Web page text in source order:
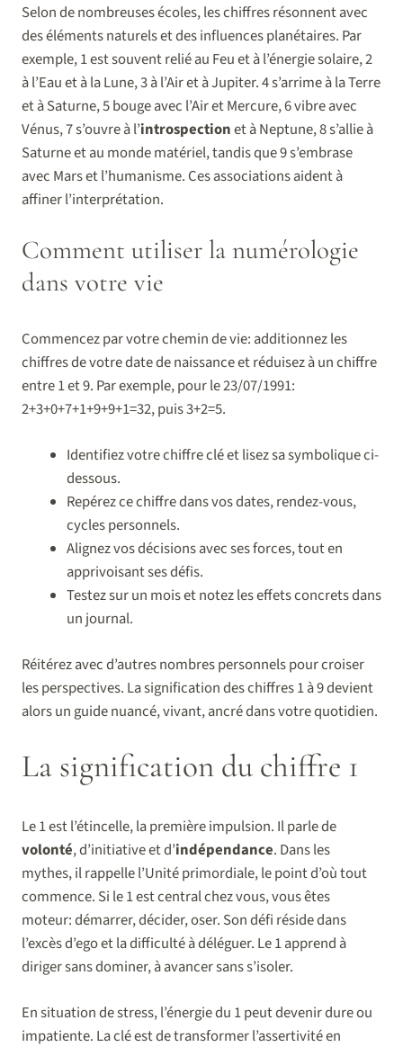
Selon de nombreuses écoles, les chiffres résonnent avec
des éléments naturels et des influences planétaires. Par
exemple, 1 est souvent relié au Feu et à l’énergie solaire, 2
à l’Eau et à la Lune, 3 à l’Air et à Jupiter. 4 s’arrime à la Terre
et à Saturne, 5 bouge avec l’Air et Mercure, 6 vibre avec
Vénus, 7 s’ouvre à l’introspectionet à Neptune, 8 s’allie à
Saturne et au monde matériel, tandis que 9 s’embrase
avec Mars et l’humanisme. Ces associations aident à
affiner l’interprétation.
Comment utiliser la numérologie
dans votre vie
Commencez par votre chemin de vie: additionnez les
chiffres de votre date de naissance et réduisez à un chiffre
entre 1 et 9. Par exemple, pour le 23/07/1991:
2+3+0+7+1+9+9+1=32, puis 3+2=5.
Identifiez votre chiffre clé et lisez sa symbolique ci-
dessous.
Repérez ce chiffre dans vos dates, rendez-vous,
cycles personnels.
Alignez vos décisions avec ses forces, tout en
apprivoisant ses défis.
Testez sur un mois et notez les effets concrets dans
un journal.
Réitérez avec d’autres nombres personnels pour croiser
les perspectives. La signification des chiffres 1 à 9 devient
alors un guide nuancé, vivant, ancré dans votre quotidien.
La signification du chiffre 1
Le 1 est l’étincelle, la première impulsion. Il parle de
volonté, d’initiative et d’indépendance. Dans les
mythes, il rappelle l’Unité primordiale, le point d’où tout
commence. Si le 1 est central chez vous, vous êtes
moteur: démarrer, décider, oser. Son défi réside dans
l’excès d’ego et la difficulté à déléguer. Le 1 apprend à
diriger sans dominer, à avancer sans s’isoler.
En situation de stress, l’énergie du 1 peut devenir dure ou
impatiente. La clé est de transformer l’assertivité en